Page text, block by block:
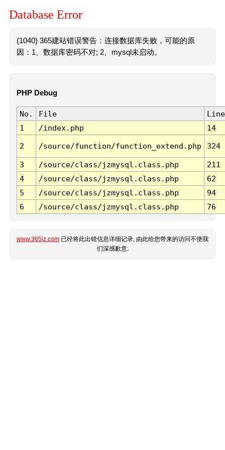
Database Error
(1040) 365建站错误警告：连接数据库失败，可能的原
因：1、数据库密码不对; 2、mysql未启动。
PHP Debug
No. File
Line
1
/index.php 14
2 /source/function/function_extend.php 324
3 /source/class/jzmysql.class.php
211
4
/source/class/jzmysql.class.php
62
5
/source/class/jzmysql.class.php
94
6
/source/class/jzmysql.class.php 76
www.365jz.com 已经将此出错信息详细记录, 由此给您带来的访问不便我
们深感歉意.